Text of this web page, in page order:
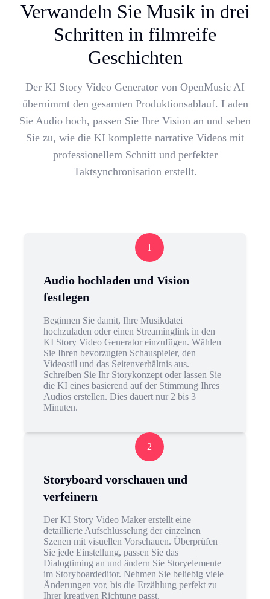
Verwandeln Sie Musik in drei
Schritten in filmreife
Geschichten
Der KI Story Video Generator von OpenMusic AI
übernimmt den gesamten Produktionsablauf. Laden
Sie Audio hoch, passen Sie Ihre Vision an und sehen
Sie zu, wie die KI komplette narrative Videos mit
professionellem Schnitt und perfekter
Taktsynchronisation erstellt.
1
Audio hochladen und Vision
festlegen
Beginnen Sie damit, Ihre Musikdatei
hochzuladen oder einen Streaminglink in den
KI Story Video Generator einzufügen. Wählen
Sie Ihren bevorzugten Schauspieler, den
Videostil und das Seitenverhältnis aus.
Schreiben Sie Ihr Storykonzept oder lassen Sie
die KI eines basierend auf der Stimmung Ihres
Audios erstellen. Dies dauert nur 2 bis 3
Minuten.
2
Storyboard vorschauen und
verfeinern
Der KI Story Video Maker erstellt eine
detaillierte Aufschlüsselung der einzelnen
Szenen mit visuellen Vorschauen. Überprüfen
Sie jede Einstellung, passen Sie das
Dialogtiming an und ändern Sie Storyelemente
im Storyboardeditor. Nehmen Sie beliebig viele
Änderungen vor, bis die Erzählung perfekt zu
Ihrer kreativen Richtung passt.